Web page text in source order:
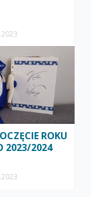
ROKU
2023/2024